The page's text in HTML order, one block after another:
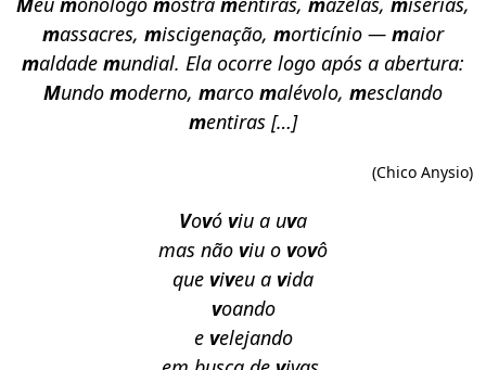
massacres, miscigenação, morticínio — maior
maldade mundial. Ela ocorre logo após a abertura:
Mundo moderno, marco malévolo, mesclando
mentiras […]
(Chico Anysio)
Vovó viu a uva
mas não viu o vovô
que viveu a vida
voando
e velejando